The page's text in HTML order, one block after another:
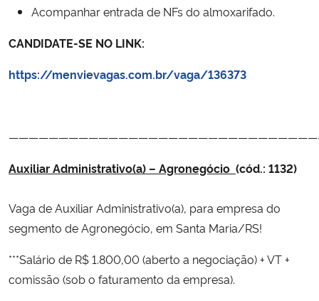
Banco Central do Brasil
Acompanhar entrada de NFs do almoxarifado.
CANDIDATE-SE NO LINK:
https://menvievagas.com.br/vaga/136373
Auxiliar Administrativo(a) – Agronegócio (cód.: 1132)
Vaga de Auxiliar Administrativo(a), para empresa do
segmento de Agronegócio, em Santa Maria/RS!
***Salário de R$ 1.800,00 (aberto a negociação) + VT +
comissão (sob o faturamento da empresa).